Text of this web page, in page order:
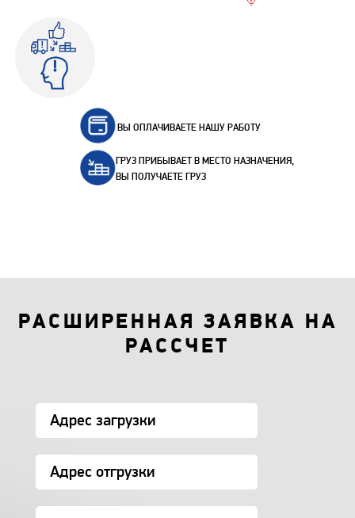
ВЫ ОПЛАЧИВАЕТЕ НАШУ РАБОТУ
ГРУЗ ПРИБЫВАЕТ В МЕСТО НАЗНАЧЕНИЯ,
ВЫ ПОЛУЧАЕТЕ ГРУЗ
РАСШИРЕННАЯ ЗАЯВКА НА
РАССЧЕТ